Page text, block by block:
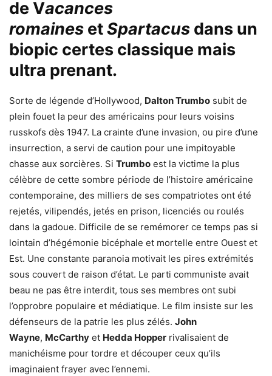
de Vacances
romaines etSpartacus dans un
biopic certes classique mais
ultra prenant.
Sorte de légende d’Hollywood, Dalton Trumbo subit de
plein fouet la peur des américains pour leurs voisins
russkofs dès 1947. La crainte d’une invasion, ou pire d’une
insurrection, a servi de caution pour une impitoyable
chasse aux sorcières. Si Trumbo est la victime la plus
célèbre de cette sombre période de l’histoire américaine
contemporaine, des milliers de ses compatriotes ont été
rejetés, vilipendés, jetés en prison, licenciés ou roulés
dans la gadoue. Difficile de se remémorer ce temps pas si
lointain d’hégémonie bicéphale et mortelle entre Ouest et
Est. Une constante paranoia motivait les pires extrémités
sous couvert de raison d’état. Le parti communiste avait
beau ne pas être interdit, tous ses membres ont subi
l’opprobre populaire et médiatique. Le film insiste sur les
défenseurs de la patrie les plus zélés. John
Wayne, McCarthy et Hedda Hopper rivalisaient de
manichéisme pour tordre et découper ceux qu’ils
imaginaient frayer avec l’ennemi.